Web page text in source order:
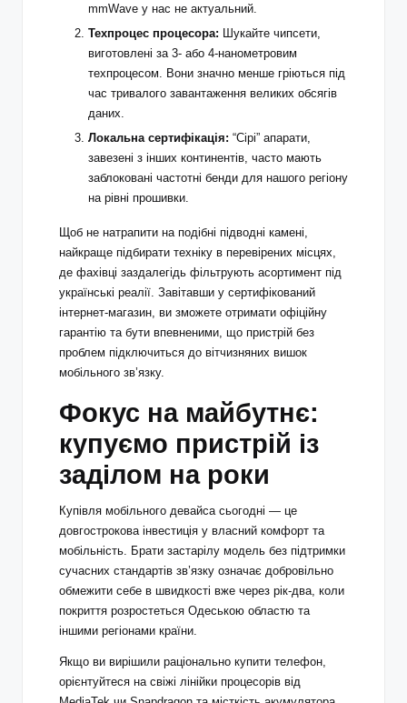
mmWave у нас не актуальний.
Техпроцес процесора: Шукайте чипсети,
виготовлені за 3- або 4-нанометровим
техпроцесом. Вони значно менше гріються під
час тривалого завантаження великих обсягів
даних.
Локальна сертифікація: “Сірі” апарати,
завезені з інших континентів, часто мають
заблоковані частотні бенди для нашого регіону
на рівні прошивки.
Щоб не натрапити на подібні підводні камені,
найкраще підбирати техніку в перевірених місцях,
де фахівці заздалегідь фільтрують асортимент під
українські реалії. Завітавши у сертифікований
інтернет-магазин, ви зможете отримати офіційну
гарантію та бути впевненими, що пристрій без
проблем підключиться до вітчизняних вишок
мобільного зв’язку.
Фокус на майбутнє:
купуємо пристрій із
заділом на роки
Купівля мобільного девайса сьогодні — це
довгострокова інвестиція у власний комфорт та
мобільність. Брати застарілу модель без підтримки
сучасних стандартів зв’язку означає добровільно
обмежити себе в швидкості вже через рік-два, коли
покриття розростеться Одеською областю та
іншими регіонами країни.
Якщо ви вирішили раціонально купити телефон,
орієнтуйтеся на свіжі лінійки процесорів від